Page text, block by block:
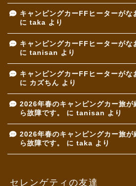
キャンピングカーFFヒーターがな
に taka より
キャンピングカーFFヒーターがな
に tanisan より
キャンピングカーFFヒーターがな
に カズちん より
2026年春のキャンピングカー旅が
ら故障です。
に tanisan より
2026年春のキャンピングカー旅が
ら故障です。
に taka より
セレンゲティの友達